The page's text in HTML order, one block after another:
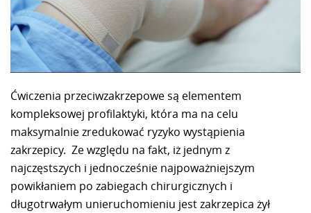
Ćwiczenia przeciwzakrzepowe są elementem
kompleksowej profilaktyki, która ma na celu
maksymalnie zredukować ryzyko wystąpienia
zakrzepicy. Ze względu na fakt, iż jednym z
najczęstszych i jednocześnie najpoważniejszym
powikłaniem po zabiegach chirurgicznych i
długotrwałym unieruchomieniu jest zakrzepica żył